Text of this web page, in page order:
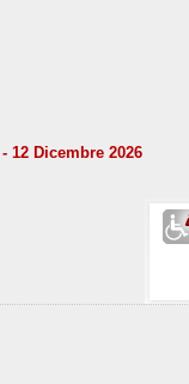
12 Dicembre 2026